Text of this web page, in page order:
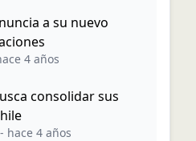
a su nuevo
4 años
consolidar sus
- hace 4 años